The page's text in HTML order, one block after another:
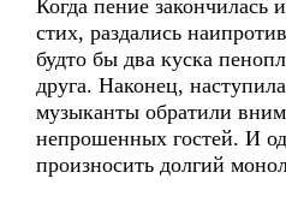
Когда пение закончилась
стих, раздались
будто бы два куска
друга. Наконец,
музыканты обратили
непрошенных гостей. И
произносить долгий